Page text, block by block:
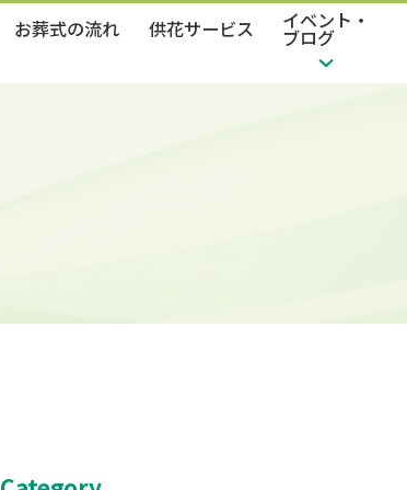
お葬式の流れ 供花サービス イベント・
ブログ